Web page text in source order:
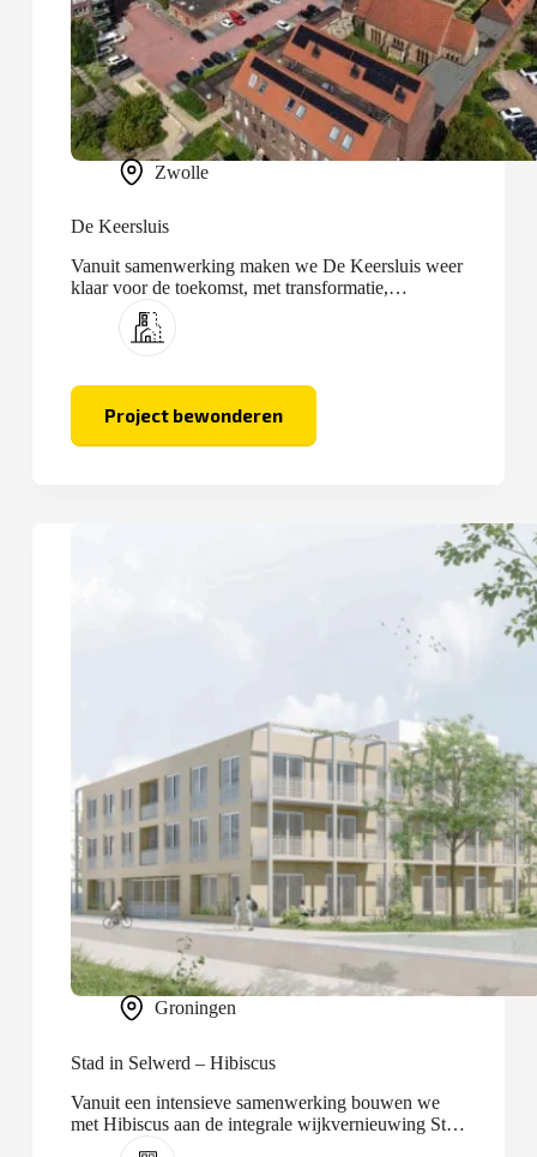
Zwolle
De Keersluis
Vanuit samenwerking maken we De Keersluis weer
klaar voor de toekomst, met transformatie,
optopping en nieuwbouw.
Project bewonderen
De
Keersluis
Groningen
Stad in Selwerd – Hibiscus
Vanuit een intensieve samenwerking bouwen we
met Hibiscus aan de integrale wijkvernieuwing Stad
in Selwerd.